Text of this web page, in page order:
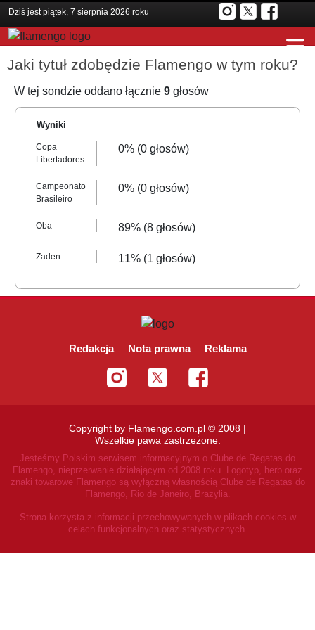
Dziś jest piątek, 7 sierpnia 2026 roku
Jaki tytuł zdobędzie Flamengo w tym roku?
W tej sondzie oddano łącznie 9 głosów
Wyniki
Copa
Libertadores
0% (0 głosów)
Campeonato
Brasileiro
0% (0 głosów)
Oba 89% (8 głosów)
Żaden 11% (1 głosów)
Redakcja Nota prawna Reklama
Copyright by Flamengo.com.pl © 2008 |
Wszelkie pawa zastrzeżone.
Jesteśmy Polskim serwisem informacyjnym o Clube de Regatas do
Flamengo, nieprzerwanie działającym od 2008 roku. Logotyp, herb oraz
znaki towarowe Flamengo są wyłączną własnością Clube de Regatas do
Flamengo, Rio de Janeiro, Brazylia.
Strona korzysta z informacji przechowywanych w plikach cookies w
celach funkcjonalnych oraz statystycznych.